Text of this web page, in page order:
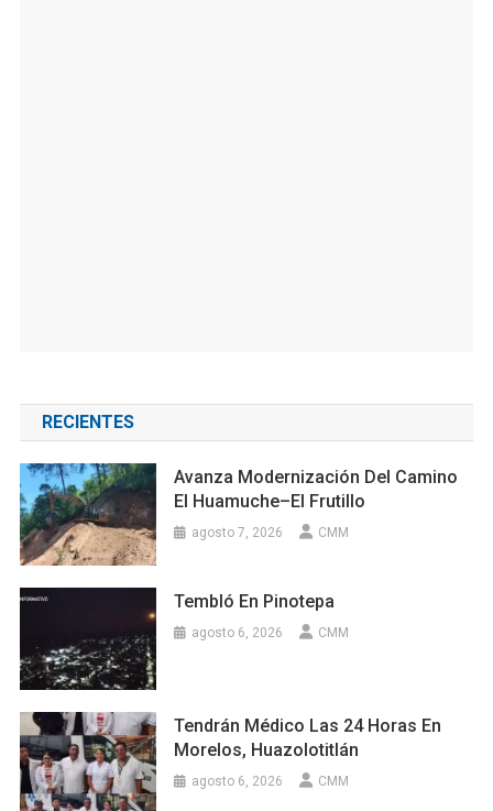
RECIENTES
Avanza Modernización Del Camino
El Huamuche–El Frutillo
agosto 7, 2026 CMM
Tembló En Pinotepa
agosto 6, 2026 CMM
Tendrán Médico Las 24 Horas En
Morelos, Huazolotitlán
agosto 6, 2026 CMM